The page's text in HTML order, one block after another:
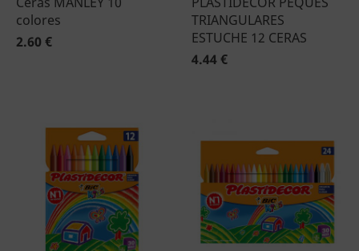
colores
2.60 €
TRIANGULARES
ESTUCHE 12 CERAS
4.44 €